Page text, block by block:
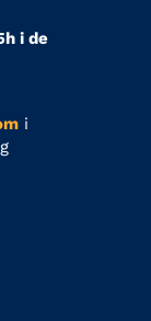
i de
i